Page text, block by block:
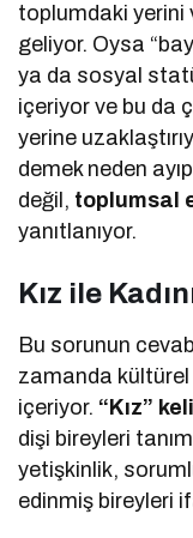
toplumdaki yerini
geliyor. Oysa
ya da sosyal
içeriyor ve bu da
yerine
demek neden
değil, toplumsal
yanıtlanıyor.
Kız ile
Bu sorunun
zamanda
içeriyor. “Kız”
dişi bireyleri
yetişkinlik,
edinmiş bireyleri